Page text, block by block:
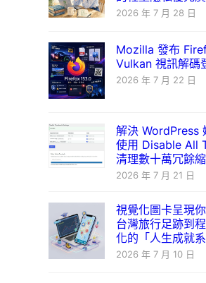
2026 年 7 月 28 日
Mozilla 發布
Vulkan 視訊解碼
2026 年 7 月 22 日
解決 WordPress
使用 Disable All
清理數十萬冗餘
2026 年 7 月 21 日
視覺化圖卡呈現
台灣旅行足跡到
化的「人生成就
2026 年 7 月 10 日